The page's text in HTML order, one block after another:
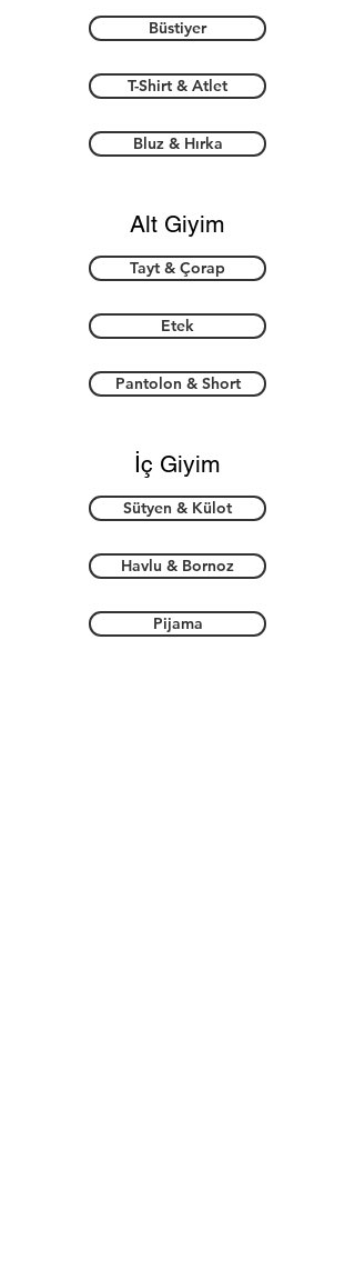
Büstiyer
T-Shirt & Atlet
Bluz & Hırka
Alt Giyim
Tayt & Çorap
Etek
Pantolon & Short
İç Giyim
Sütyen & Külot
Havlu & Bornoz
Pijama